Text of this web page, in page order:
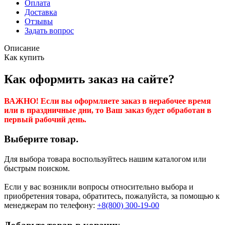
Оплата
Доставка
Отзывы
Задать вопрос
Описание
Как купить
Как оформить заказ на сайте?
ВАЖНО! Если вы оформляете заказ в нерабочее время
или в праздничные дни, то Ваш заказ будет обработан в
первый рабочий день.
Выберите товар.
Для выбора товара воспользуйтесь нашим каталогом или
быстрым поиском.
Если у вас возникли вопросы относительно выбора и
приобретения товара, обратитесь, пожалуйста, за помощью к
менеджерам по телефону: +8(800) 300-19-00